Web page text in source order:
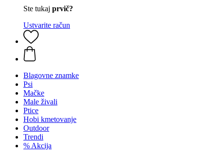
Ste tukaj prvič?
Ustvarite račun
Blagovne znamke
Psi
Mačke
Male živali
Ptice
Hobi kmetovanje
Outdoor
Trendi
% Akcija